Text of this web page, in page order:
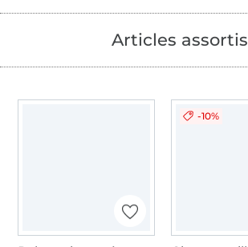
Articles assortis
-10%